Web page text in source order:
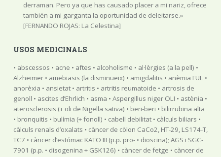
derraman. Pero ya que has causado placer a mi nariz, ofrece
también a mi garganta la oportunidad de deleitarse.»
[FERNANDO ROJAS: La Celestina]
USOS MEDICINALS
• abscessos • acne • aftes • alcoholisme • al·lèrgies (a la pell) • Alzheimer • amebiasis (la disminueix) • amigdalitis • anèmia FUL • anorèxia • ansietat • artritis • artritis reumatoide • artrosis de genoll • ascites d’Ehrlich • asma • Aspergillus niger OLI • astènia • aterosclerosis (+ oli de Nigella sativa) • beri-beri • bilirrubina alta • bronquitis • bulímia (+ fonoll) • cabell debilitat • càlculs biliars • càlculs renals d’oxalats • càncer de còlon CaCo2, HT-29, LS174-T, TC7 • càncer d’estómac KATO III (p.p. pro- • dioscina); AGS i SGC-7901 (p.p. • disogenina + GSK126) • càncer de fetge • càncer de mama MCF-7, MDA-231 • càncer d’ossos • càncer de pàncreas • càncer de pell .càncer de pròstata (excepte el primari de cèl·lules immortals) .càncer de pulmó A549 .càncer de tiroïdes (carnicoma papil·lar) .Candida albicans OLI .Candida tropicalis .caquèxia .caspa/seborrea .cataractes UE .catarro .cel·lulitis .ciàtica .ciclisme (per recuperar més ràpid el glucogen hepàtic: p.p. 4-hidroxi-iso- leucina) .cirrosis hepàtica .cistitis .colesterol alt .còlics intestinals .còlon irritable .condilomes .congestió pulmonar .convalescència lenta .cremades .debilitat cardíaca .debilitat muscular .delit per menjar grasses .depressió per confinament .depressió per la menopausa .dermatitis .diabetes .diarrea .diftèria .disenteria .dismenorrea • dispèpsia • èczema • edemes • ejaculació precoç • enteritis • espines clavades UE • esplenomegàlia • esquerdes a les mans • esquerdes als llavis • esquerdes als mugrons • esquerdes als peus • esquerdes anals • esteatosis hepàtica • esterilitat sexual • estomatitis • estrenyiment per poca bilis • fatiga dels nedadors • febre FUL • ferides • flatulències • flegmes • flegmons • fogots • frigidesa • furóncols • ganglis inflamats • gangrena • gasos digestius • gastritis • gingivits • glàndules inflades • gonorrea • gota • grip • Helicobacter pylori • hemorroides • hepatitis i totes les malaties hepàtiques • hèrnia hiato • hidrocele • hidropesia • hiperglucèmia post-prandial • hiperpotassèmia • hipersensibilitat generalitzada • hipertensió • hipertiroïdisme • hipotensió • hèrnia hiato • icterícia • impotència sexual • indigestions • infeccions als ossos • infeccions cutànies • infeccions • inflamació per obesitat mòrbida • insomni • leucèmia promielocìtica HL-60 • limfadenitis • limfoma de cèl·lules B • limfoma de cèl·lules T al cerebel • llet escassa • mal de coll • mal de panxa • mal de queixal • Malassezia furfur • malalties autoimmunes • malalties circulatòries i neuronals derivades de la diabetis • malalties de transmissió sexual • mastitis • menopasua • metritis • miàlgies • Micrococcus • mucositats a les vies respiratòries • mussols (ull) • nafres • nefropatia diabètica • neuràlgies • neuropatia perifèrica • obesitat (excés de greix) • obturació de la uretra • osteomielitis (infecció als ossos) • osteoporosis • osteoporosis de la menopausa • ovari poliquístic • pancreatitis • panellons • papil·lomes • Parkinson (+ L-Dopa) • part (dolors) • pelagra • pell irritada • pèrdua de força a les mans • pielonefritis • pigues • pits massa petits • Plasmodium falciparum (extr. etil- acetat) • pleuresia • polls als cabells • pulmonia greu UE • rampes • raquitisme infantil • reflux • refredat • retinopatia diabètica (preventiu) • reumatisme • seborrea (Malassezia) • semen de mala qualitat • sequedat vaginal • sida • sífilis • síndrome metabòlica o síndrome X • sinusitis • Staphylococcus aureus OL